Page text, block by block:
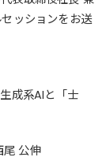
ッションをお送
成系AIと「士
公伸